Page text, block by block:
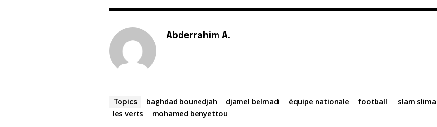
Abderrahim A.
Topics baghdad bounedjah djamel belmadi équipe nationale football
islam
les verts
mohamed benyettou